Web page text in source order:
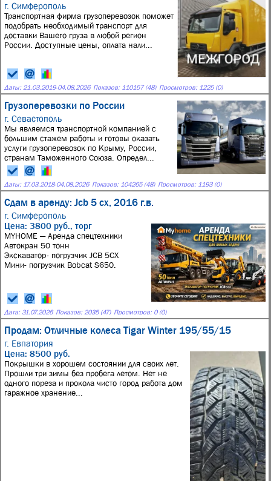
г. Симферополь
Транспортная фирма грузоперевозок поможет
подобрать необходимый транспорт для
доставки Вашего груза в любой регион
России. Доступные цены, оплата нали...
Даты: 21.03.2019-04.08.2026 Показов: 110157 (48) Просмотров: 1225 (0)
Грузоперевозки по России
г. Севастополь
Мы являемся транспортной компанией с
большим стажем работы и готовы оказать
услуги грузоперевозок по Крыму, России,
странам Таможенного Союза. Определ...
Даты: 17.03.2018-04.08.2026 Показов: 104265 (48) Просмотров: 1193 (0)
Сдам в аренду: Jcb 5 cx, 2016 г.в.
г. Симферополь
Цена: 3800 руб., торг
MYHOME — Аренда спецтехники
Автокран 50 тонн
Экскаватор- погрузчик JCB 5CX
Мини- погрузчик Bobcat S650.
Дата: 31.07.2026 Показов: 2035 (47) Просмотров: 0 (0)
Продам: Отличные колеса Tigar Winter 195/55/15
г. Евпатория
Цена: 8500 руб.
Покрышки в хорошем состоянии для своих лет.
Прошли три зимы без пробега летом. Нет не
одного пореза и прокола чисто город работа дом
гаражное хранение...